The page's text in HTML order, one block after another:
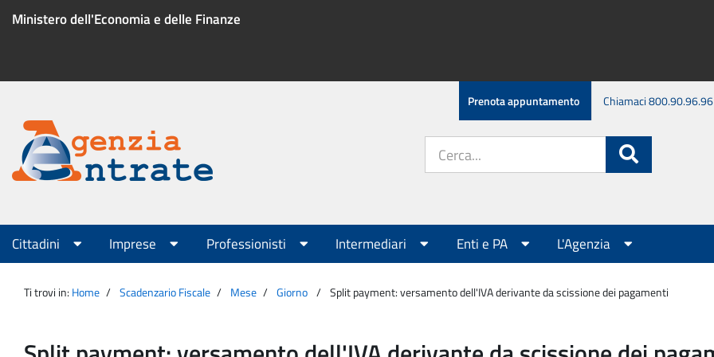
Ministero dell'Economia e delle Finanze
Menu
servizio
Prenota appuntamento Chiamaci 800.90.96.96
Agenzia
Entrate
sito:
Menu
principale
Cittadini Imprese Professionisti Intermediari Enti e PA L'Agenzia
Ti trovi in: Home Scadenzario Fiscale Mese Giorno Split payment: versamento dell'IVA derivante da scissione dei pagamenti